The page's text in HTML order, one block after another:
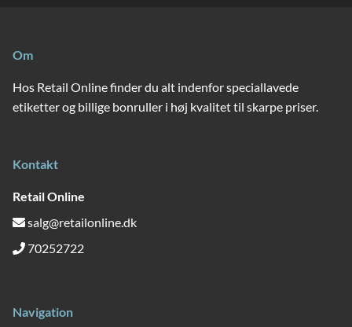
Om
Hos Retail Online finder du alt indenfor speciallavede
etiketter og billige bonruller i høj kvalitet til skarpe priser.
Kontakt
Retail Online
salg@retailonline.dk
70252722
Navigation